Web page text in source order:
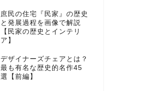
庶民の住宅『民家』の歴史
と発展過程を画像で解説
【民家の歴史とインテリ
ア】
デザイナーズチェアとは？
最も有名な歴史的名作45
選【前編】